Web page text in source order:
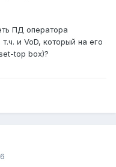
ПД оператора
и VoD, который на его
top box)?